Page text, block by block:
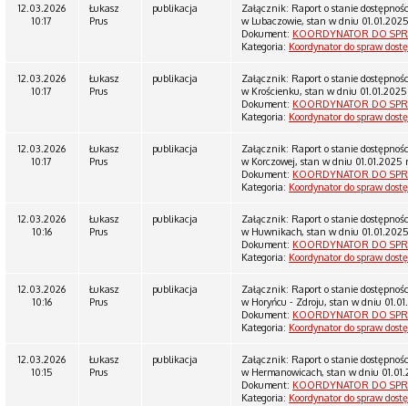
12.03.2026
10:17
Łukasz
Prus
publikacja
Załącznik: Raport o stanie
w Lubaczowie, stan w dniu
Dokument: KOORDYNATOR DO
Kategoria: Koordynator do spraw
12.03.2026
10:17
Łukasz
Prus
publikacja
Załącznik: Raport o stanie
w Krościenku, stan w dniu
Dokument: KOORDYNATOR DO
Kategoria: Koordynator do spraw
12.03.2026
10:17
Łukasz
Prus
publikacja
Załącznik: Raport o stanie
w Korczowej, stan w dniu 01.01.2025
Dokument: KOORDYNATOR DO
Kategoria: Koordynator do spraw
12.03.2026
10:16
Łukasz
Prus
publikacja
Załącznik: Raport o stanie
w Huwnikach, stan w dniu
Dokument: KOORDYNATOR DO
Kategoria: Koordynator do spraw
12.03.2026
10:16
Łukasz
Prus
publikacja
Załącznik: Raport o stanie
w Horyńcu - Zdroju, stan w dniu
Dokument: KOORDYNATOR DO
Kategoria: Koordynator do spraw
12.03.2026
10:15
Łukasz
Prus
publikacja
Załącznik: Raport o stanie
w Hermanowicach, stan w dniu
Dokument: KOORDYNATOR DO
Kategoria: Koordynator do spraw